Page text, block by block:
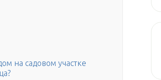
на садовом участке